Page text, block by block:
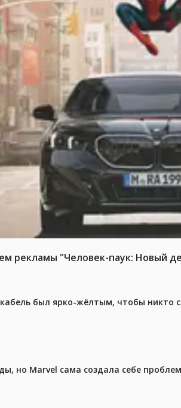
рекламы "Человек-паук: Новый
был ярко-жёлтым, чтобы никто
но Marvel сама создала себе